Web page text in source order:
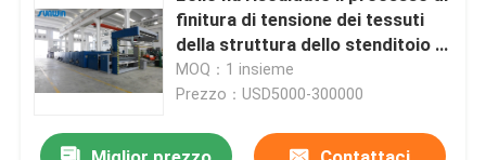
finitura di tensione dei tessuti
della struttura dello stenditoio in
tessuto 5 - 100m/Min
MOQ：1 insieme
Prezzo：USD5000-300000